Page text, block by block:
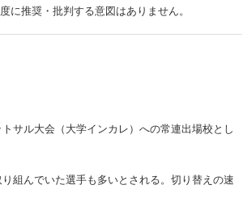
推奨・批判する意図はありません。
サル大会（大学インカレ）への常連出場校とし
組んでいた選手も多いとされる。切り替えの速